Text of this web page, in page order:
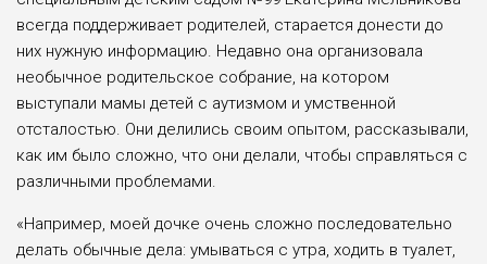
всег­да поддерживает родителей, стара­ется донести до
них нужную инфор­мацию. Недавно она организовала
необычное родительское собрание, на котором
выступали мамы детей с аутизмом и умственной
отсталостью. Они делились своим опытом, расска­зывали,
как им было сложно, что они делали, чтобы справляться с
различ­ными проблемами.
«Например, моей дочке очень сложно последовательно
делать обычные дела: умываться с утра, хо­дить в туалет,